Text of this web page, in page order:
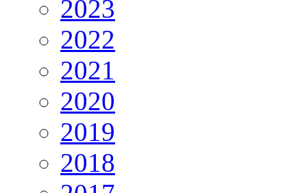
2023
2022
2021
2020
2019
2018